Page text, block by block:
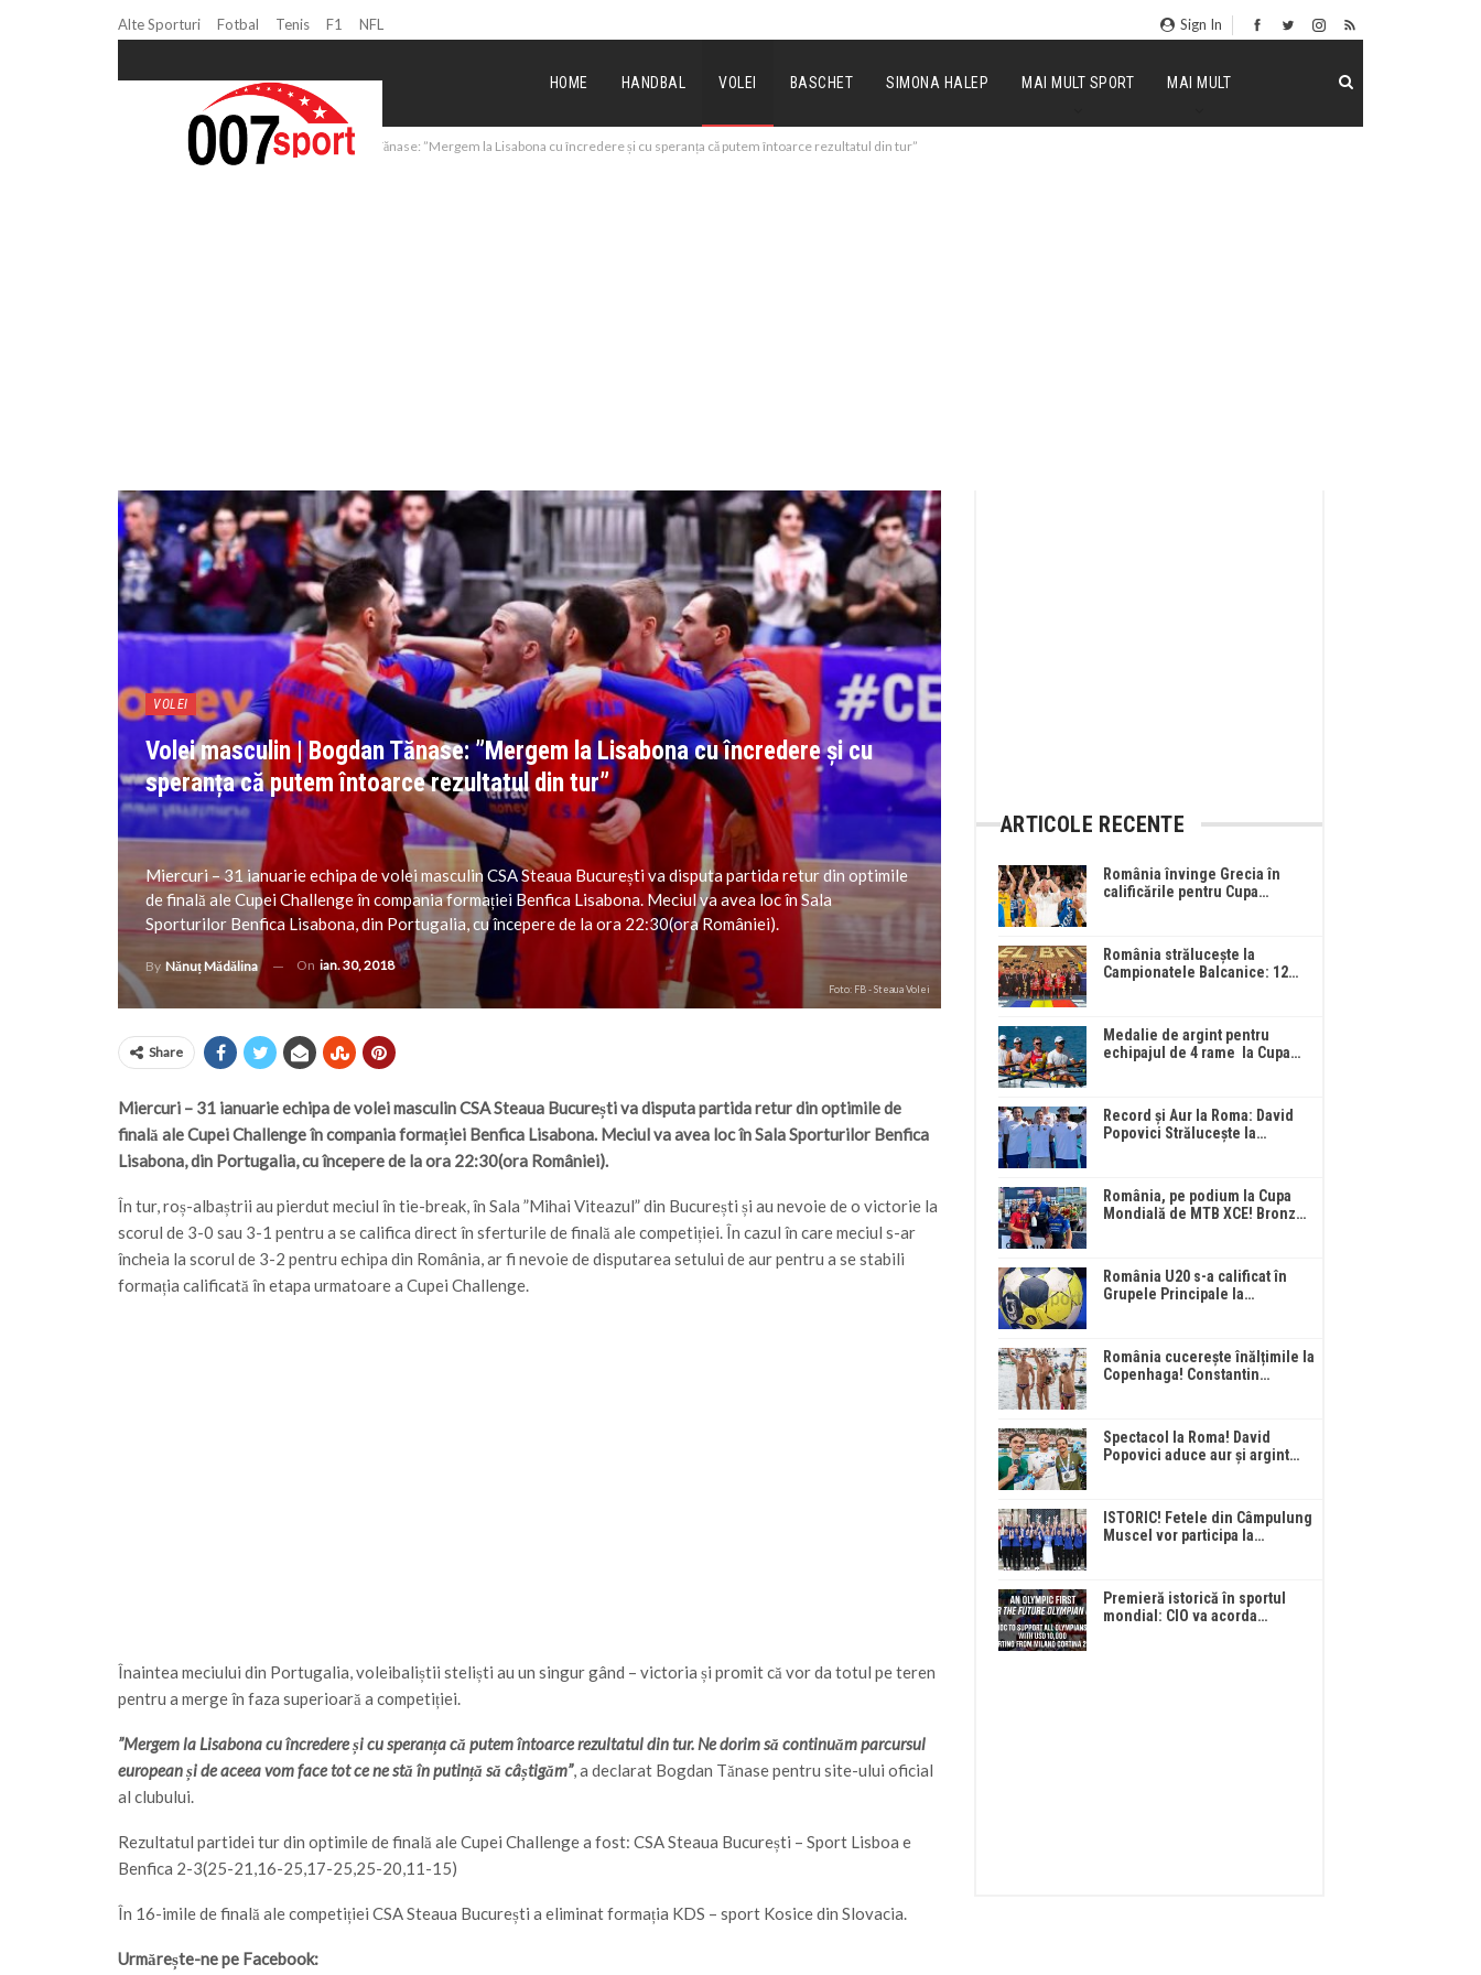
Alte Sporturi Fotbal Tenis F1 NFL Sign In
HOME HANDBAL VOLEI BASCHET SIMONA HALEP MAI MULT SPORT MAI MULT
Volei Volei masculin | Bogdan Tănase: ”Mergem la Lisabona cu încredere și cu speranța că putem întoarce rezultatul din tur”
VOLEI
Volei masculin | Bogdan Tănase: ”Mergem la Lisabona cu încredere și cu
speranța că putem întoarce rezultatul din tur”
Miercuri – 31 ianuarie echipa de volei masculin CSA Steaua București va disputa partida retur din optimile
de finală ale Cupei Challenge în compania formației Benfica Lisabona. Meciul va avea loc în Sala
Sporturilor Benfica Lisabona, din Portugalia, cu începere de la ora 22:30(ora României).
By Nănuț Mădălina On ian. 30, 2018
Foto: FB - Steaua Volei
Share
Miercuri – 31 ianuarie echipa de volei masculin CSA Steaua București va disputa partida retur din optimile de
finală ale Cupei Challenge în compania formației Benfica Lisabona. Meciul va avea loc în Sala Sporturilor Benfica
Lisabona, din Portugalia, cu începere de la ora 22:30(ora României).
În tur, roș-albaștrii au pierdut meciul în tie-break, în Sala ”Mihai Viteazul” din București și au nevoie de o victorie la
scorul de 3-0 sau 3-1 pentru a se califica direct în sferturile de finală ale competiției. În cazul în care meciul s-ar
încheia la scorul de 3-2 pentru echipa din România, ar fi nevoie de disputarea setului de aur pentru a se stabili
formația calificată în etapa urmatoare a Cupei Challenge.
Înaintea meciului din Portugalia, voleibaliștii steliști au un singur gând – victoria și promit că vor da totul pe teren
pentru a merge în faza superioară a competiției.
”Mergem la Lisabona cu încredere și cu speranța că putem întoarce rezultatul din tur. Ne dorim să continuăm parcursul
european și de aceea vom face tot ce ne stă în putință să câștigăm”, a declarat Bogdan Tănase pentru site-ului oficial
al clubului.
Rezultatul partidei tur din optimile de finală ale Cupei Challenge a fost: CSA Steaua București – Sport Lisboa e
Benfica 2-3(25-21,16-25,17-25,25-20,11-15)
În 16-imile de finală ale competiției CSA Steaua București a eliminat formația KDS – sport Kosice din Slovacia.
Urmărește-ne pe Facebook:
ARTICOLE RECENTE
România învinge Grecia în
calificările pentru Cupa…
România strălucește la
Campionatele Balcanice: 12…
Medalie de argint pentru
echipajul de 4 rame la Cupa…
Record și Aur la Roma: David
Popovici Strălucește la…
România, pe podium la Cupa
Mondială de MTB XCE! Bronz…
România U20 s-a calificat în
Grupele Principale la…
România cucerește înălțimile la
Copenhaga! Constantin…
Spectacol la Roma! David
Popovici aduce aur și argint…
ISTORIC! Fetele din Câmpulung
Muscel vor participa la…
Premieră istorică în sportul
mondial: CIO va acorda…